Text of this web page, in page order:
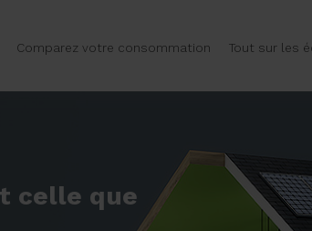
Comparez votre consommation Tout sur les
celle que